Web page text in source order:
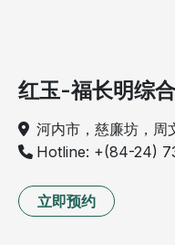
红玉-福长明综
河内市，慈廉坊，周
Hotline: +(84-24)
立即预约